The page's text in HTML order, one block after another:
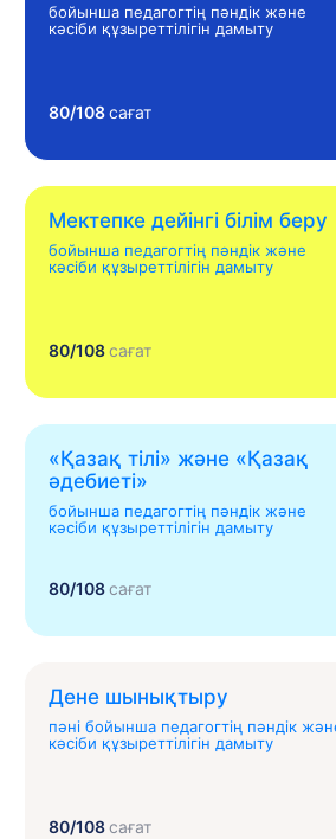
бойынша педагогтің пәндік және
кәсіби құзыреттілігін дамыту
80/108сағат
Мектепке дейінгі білім беру
бойынша педагогтің пәндік және
кәсіби құзыреттілігін дамыту
80/108сағат
«Қазақ тілі» жəне «Қазақ
əдебиеті»
бойынша педагогтің пәндік және
кәсіби құзыреттілігін дамыту
80/108сағат
Дене шынықтыру
пәні бойынша педагогтің пәндік
кәсіби құзыреттілігін дамыту
80/108сағат